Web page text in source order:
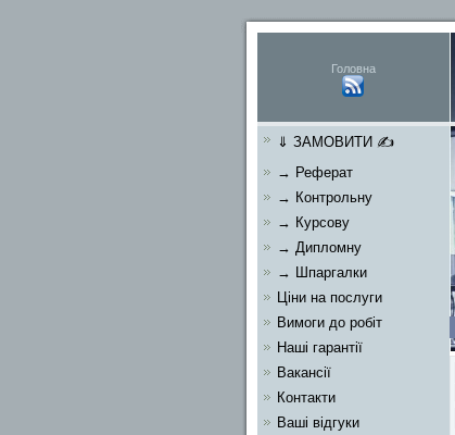
Головна
⇓ ЗАМОВИТИ ✍
→ Реферат
→ Контрольну
→ Курсову
→ Дипломну
→ Шпаргалки
Ціни на послуги
Вимоги до робіт
Наші гарантії
Вакансії
Контакти
Ваші відгуки